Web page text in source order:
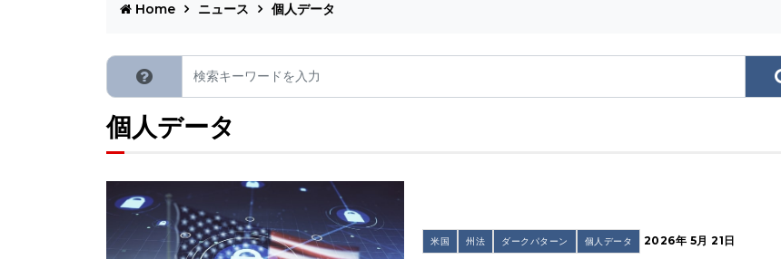
Home ニュース 個人データ
個人データ
米国 州法 ダークパターン 個人データ 2026年 5月 21日